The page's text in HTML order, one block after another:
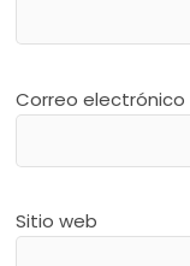
Correo electrónico
Sitio web